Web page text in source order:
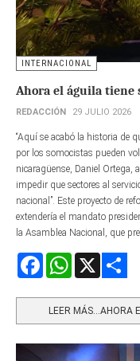
INTERNACIONAL
Ahora el águila tiene
REDACCIÓN 29 JULIO 2026
“Aquí se acabó la historia de
por los somocistas pueden
nicaragüense, Daniel Ortega,
impedir que sectores al
nacional”. Este proyecto de
extendería el mandato
la Asamblea Nacional, que
FacebookWhatsApp
LEER MÁS…AHORA